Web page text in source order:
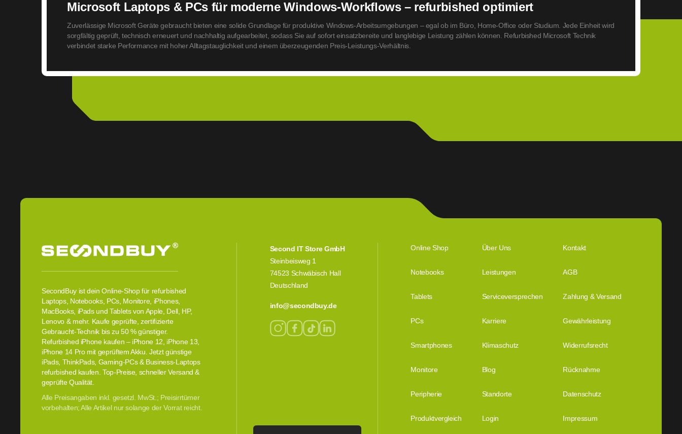
Microsoft Laptops & PCs für moderne Windows-Workflows – refurbished optimiert
Zuverlässige Microsoft Geräte gebraucht bieten eine solide Grundlage für produktive Windows-Arbeitsumgebungen – egal ob im Büro, Home-Office oder Studium. Jede Einheit wird
sorgfältig geprüft, technisch erneuert und nachhaltig aufgearbeitet, sodass Sie auf sofort einsatzbereite und langlebige Leistung zählen können. Refurbished Microsoft Technik
verbindet starke Performance mit hoher Alltagstauglichkeit und einem überzeugenden Preis-Leistungs-Verhältnis.
SecondBuy ist dein Online-Shop für refurbished
Laptops, Notebooks, PCs, Monitore, iPhones,
MacBooks, iPads und Tablets von Apple, Dell, HP,
Lenovo & mehr. Kaufe geprüfte, zertifizierte
Gebraucht-Technik bis zu 50 % günstiger.
Refurbished iPhone kaufen – iPhone 12, iPhone 13,
iPhone 14 Pro mit geprüftem Akku. Jetzt günstige
iPads, ThinkPads, Gaming-PCs & Business-Laptops
refurbished kaufen. Top-Preise, schneller Versand &
geprüfte Qualität.
Alle Preisangaben inkl. gesetzl. MwSt.; Preisirrtümer
vorbehalten; Alle Artikel nur solange der Vorrat reicht.
Second IT Store GmbH
Steinbeisweg 1
74523 Schwäbisch Hall
Deutschland
info@secondbuy.de
Online Shop Über Uns Kontakt
Notebooks Leistungen AGB
Tablets Serviceversprechen Zahlung & Versand
PCs Karriere Gewährleistung
Smartphones Klimaschutz Widerrufsrecht
Monitore Blog Rücknahme
Peripherie Standorte Datenschutz
Produktvergleich Login Impressum